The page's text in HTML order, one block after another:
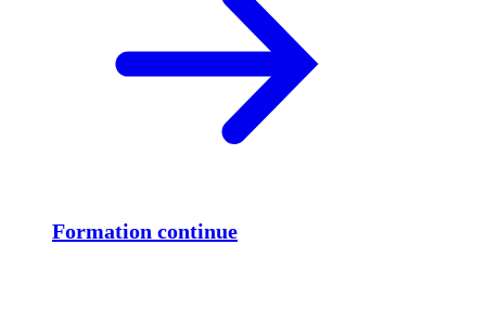
Formation continue